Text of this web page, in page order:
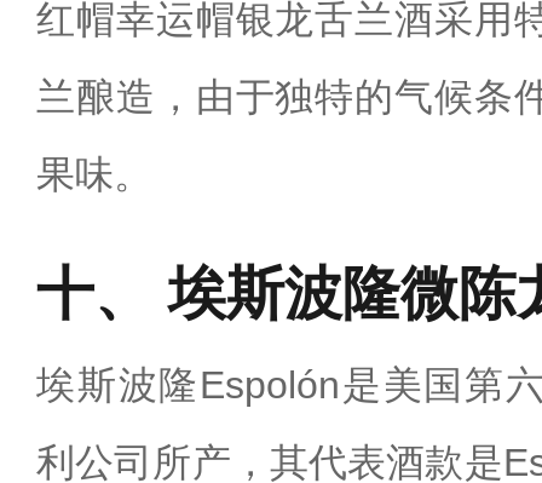
红帽幸运帽银龙舌兰酒采用
兰酿造，由于独特的气候条
果味。
埃斯波隆微陈
埃斯波隆Espolón是美国第
利公司所产，其代表酒款是